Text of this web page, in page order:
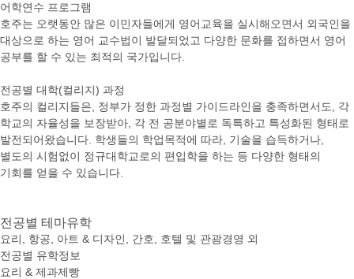
어학연수 프로그램
호주는 오랫동안 많은 이민자들에게 영어교육을 실시해오면서 외국인을
대상으로 하는 영어 교수법이 발달되었고 다양한 문화를 접하면서 영어
공부를 할 수 있는 최적의 국가입니다.
전공별 대학(컬리지) 과정
호주의 컬리지들은, 정부가 정한 과정별 가이드라인을 충족하면서도, 각
학교의 자율성을 보장받아, 각 전 공분야별로 독특하고 특성화된 형태로
발전되어왔습니다. 학생들의 학업목적에 따라, 기술을 습득하거나,
별도의 시험없이 정규대학교로의 편입학을 하는 등 다양한 형태의
기회를 얻을 수 있습니다.
전공별 테마유학
요리, 항공, 아트 & 디자인, 간호, 호텔 및 관광경영 외
전공별 유학정보
요리 & 제과제빵